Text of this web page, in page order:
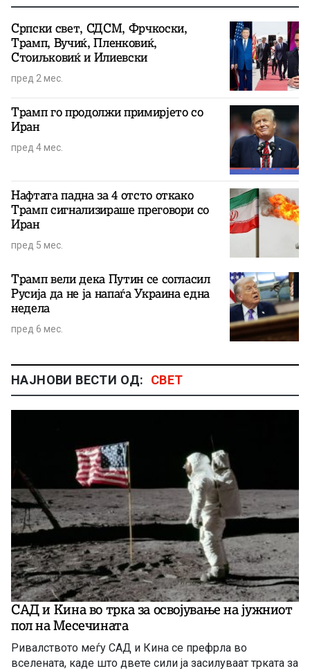
Српски свет, СДСМ, Фрчкоски,
Трамп, Вучиќ, Пленковиќ,
Стоиљковиќ и Илиевски
пред 2 мес.
Трамп го продолжи примирјето со
Иран
пред 4 мес.
Нафтата падна за 4 отсто откако
Трамп сигнализираше преговори со
Иран
пред 5 мес.
Трамп вели дека Путин се согласил
Русија да не ја напаѓа Украина една
недела
пред 6 мес.
НАЈНОВИ ВЕСТИ ОД: СВЕТ
САД и Кина во трка за освојување на јужниот
пол на Месечината
Ривалството меѓу САД и Кина се префрла во
вселената, каде што двете сили ја засилуваат трката за